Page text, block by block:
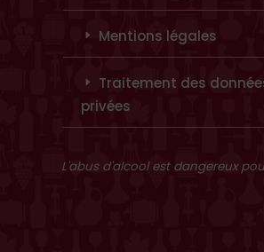
Mentions légales
Traitement des
privées
L'abus d'alcool est dangereux